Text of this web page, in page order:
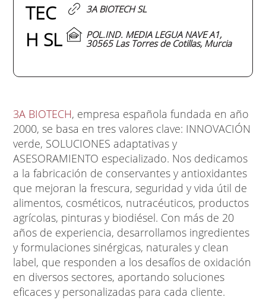
TEC
H SL
3A BIOTECH SL
POL.IND. MEDIA LEGUA NAVE A1,
30565 Las Torres de Cotillas, Murcia
3A BIOTECH, empresa española fundada en año
2000, se basa en tres valores clave: INNOVACIÓN
verde, SOLUCIONES adaptativas y
ASESORAMIENTO especializado. Nos dedicamos
a lafabricación de conservantes y antioxidantes
que mejoran la frescura, seguridad y vida útil de
alimentos, cosméticos, nutracéuticos, productos
agrícolas, pinturas y biodiésel. Con más de 20
años de experiencia, desarrollamos ingredientes
y formulaciones sinérgicas, naturales y clean
label, que responden a los desafíos de oxidación
en diversos sectores, aportando soluciones
eficaces y personalizadas para cada cliente.